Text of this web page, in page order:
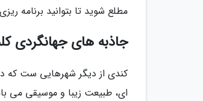
مطلع شوید تا بتوانید برنامه
جاذبه های جهانگردی
کندی از دیگر شهرهایی ست که در
ای، طبیعت زیبا و موسیقی می